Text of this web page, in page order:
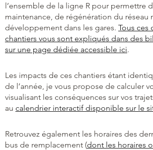
l’ensemble de la ligne R pour permettre
maintenance, de régénération du réseau
développement dans les gares. Tous ces
chantiers vous sont expliqués dans des
sur une page dédiée accessible ici.
Les impacts de ces chantiers étant
de l’année, je vous propose de calculer
visualisant les conséquences sur vos
au calendrier interactif disponible sur le
Retrouvez également les horaires des
bus de remplacement (dont les horaires